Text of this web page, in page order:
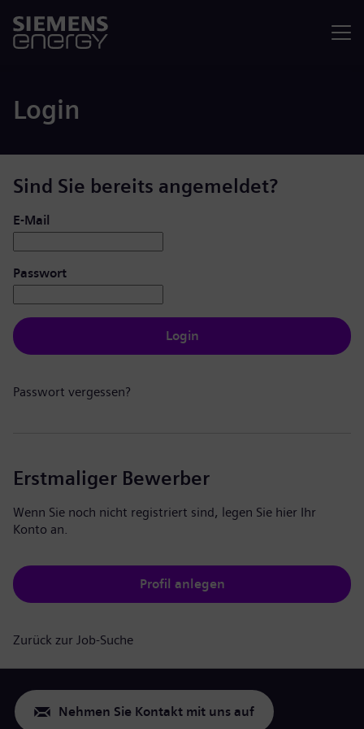
Login
Sind Sie bereits angemeldet?
Login: Benutzer und Passwort
E-Mail
Passwort
Login
Passwort vergessen?
Erstmaliger Bewerber
Wenn Sie noch nicht registriert sind, legen Sie hier Ihr
Konto an.
Profil anlegen
Zurück zur Job-Suche
Nehmen Sie Kontakt mit uns auf